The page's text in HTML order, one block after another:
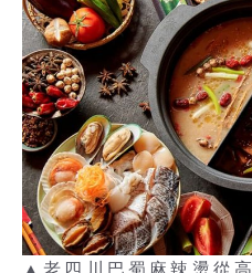
▲老四川巴蜀麻辣燙從